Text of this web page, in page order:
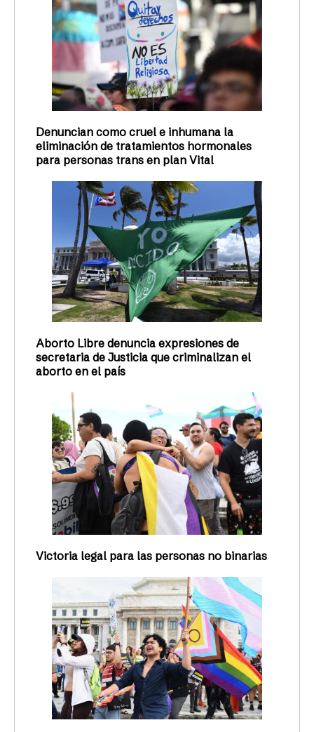
Denuncian como cruel e inhumana la
eliminación de tratamientos hormonales
para personas trans en plan Vital
Aborto Libre denuncia expresiones de
secretaria de Justicia que criminalizan el
aborto en el país
Victoria legal para las personas no binarias